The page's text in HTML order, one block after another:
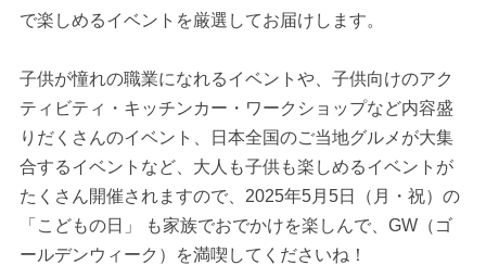
で楽しめるイベントを厳選してお届けします。
子供が憧れの職業になれるイベントや、子供向けのアク
ティビティ・キッチンカー・ワークショップなど内容盛
りだくさんのイベント、日本全国のご当地グルメが大集
合するイベントなど、大人も子供も楽しめるイベントが
たくさん開催されますので、2025年5月5日（月・祝）の
「こどもの日」 も家族でおでかけを楽しんで、GW（ゴ
ールデンウィーク）を満喫してくださいね！